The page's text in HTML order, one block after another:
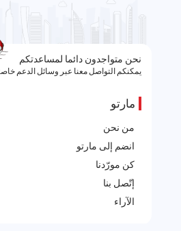
نحن متواجدون دائما لمساعدتكم
يمكنكم التواصل معنا عبر وسائل الدعم
مارتو
من نحن
انضم إلى مارتو
كن مورّدنا
إتّصل بنا
الآراء